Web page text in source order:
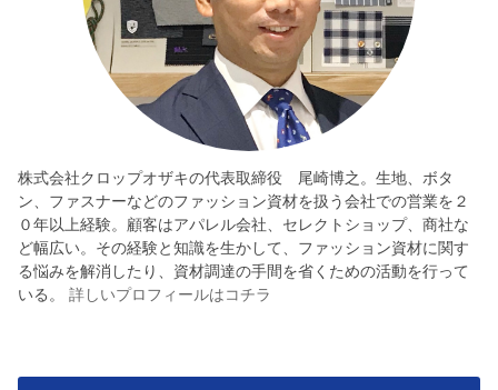
株式会社クロップオザキの代表取締役 尾崎博之。生地、ボタ
ン、ファスナーなどのファッション資材を扱う会社での営業を２
０年以上経験。顧客はアパレル会社、セレクトショップ、商社な
ど幅広い。その経験と知識を生かして、ファッション資材に関す
る悩みを解消したり、資材調達の手間を省くための活動を行って
いる。詳しいプロフィールはコチラ